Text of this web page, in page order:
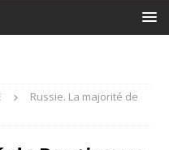
Russie. La majorité de